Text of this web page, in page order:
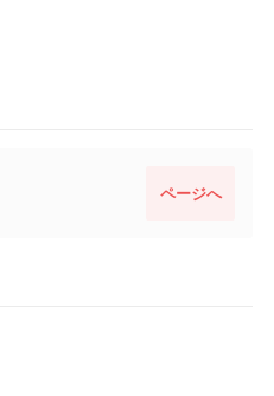
ページへ